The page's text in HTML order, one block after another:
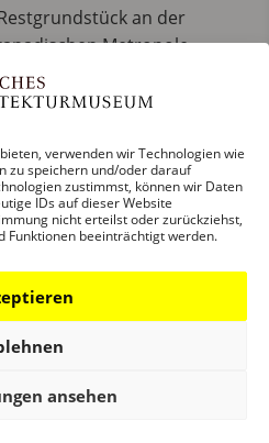
verwenden wir Technologien wie
zu speichern und/oder darauf
zustimmst, können wir Daten
IDs auf dieser Website
nicht erteilst oder zurückziehst,
Funktionen beeinträchtigt werden.
ansehen
an der
Metropole
Bjarke Ingels Group das
des skulpturalen
Den Architekt:innen
äußere Faktoren in ein
Darin sind sich
Direktorin Deutsches
Immobilien, Deka
am Main) einig. Laut
etwas geschaffen, eine
Für Muth „schwebt“